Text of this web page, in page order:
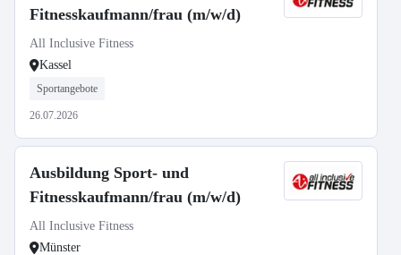
Fitnesskaufmann/frau (m/w/d)
All Inclusive Fitness
Kassel
Sportangebote
26.07.2026
Ausbildung Sport- und
Fitnesskaufmann/frau (m/w/d)
All Inclusive Fitness
Münster